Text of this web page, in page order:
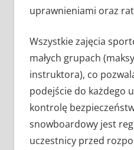
uprawnieniami oraz
Wszystkie zajęcia
małych grupach
instruktora), co
podejście do każdego
kontrolę
snowboardowy jest
uczestnicy przed